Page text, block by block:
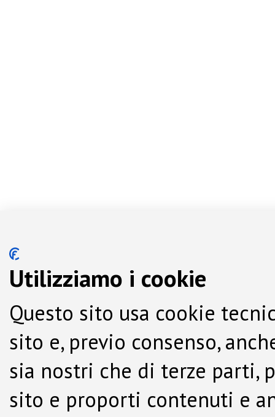
Utilizziamo i cookie
Questo sito usa cookie
sito e, previo consenso,
sia nostri che di terze parti,
sito e proporti contenuti e